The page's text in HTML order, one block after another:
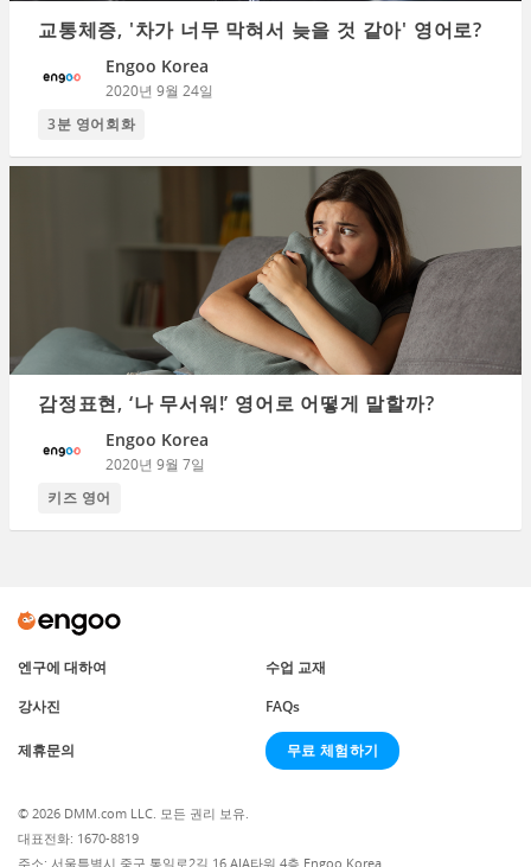
교통체증, '차가 너무 막혀서 늦을 것 같아' 영어로?
Engoo Korea
2020년 9월 24일
3분 영어회화
감정표현, ‘나 무서워!’ 영어로 어떻게 말할까?
Engoo Korea
2020년 9월 7일
키즈 영어
엔구에 대하여
수업 교재
강사진
FAQs
제휴문의 무료 체험하기
© 2026 DMM.com LLC. 모든 권리 보유.
대표전화: 1670-8819
주소: 서울특별시 중구 통일로2길 16 AIA타워 4층 Engoo Korea